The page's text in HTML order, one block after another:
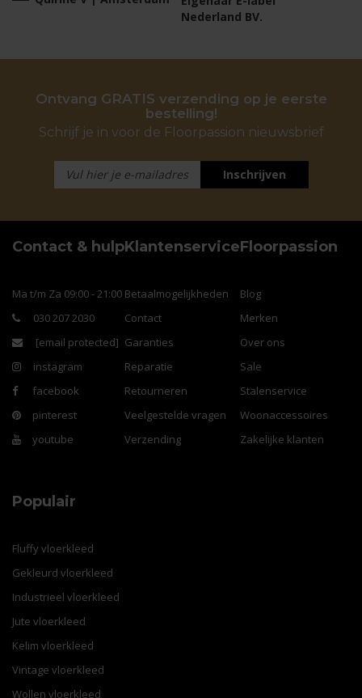
Nederland BV.
Ontvang GRATIS verzending op je eerste
bestelling!
Schrijf je in voor de Floorpassion nieuwsbrief
Inschrijven
Contact & hulp
Ma t/m Za 09:00 - 21:00
030 207 2030
[email protected]
instagram
facebook
pinterest
youtube
Klantenservice
Betaalmogelijkheden
Contact
Garanties
Reparatie
Retourneren
Veelgestelde vragen
Verzending
Floorpassion
Blog
Merken
Over ons
Sale
Stalenservice
Woonaccessoires
Zakelijke klanten
Populair
Fluffy vloerkleed
Gekleurd vloerkleed
Industrieel vloerkleed
Jute vloerkleed
Kelim vloerkleed
Vintage vloerkleed
Wollen vloerkleed